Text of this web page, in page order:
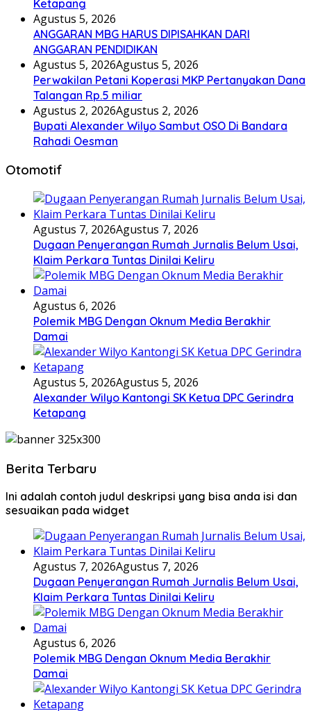
Ketapang
Agustus 5, 2026
ANGGARAN MBG HARUS DIPISAHKAN DARI
ANGGARAN PENDIDIKAN
Agustus 5, 2026Agustus 5, 2026
Perwakilan Petani Koperasi MKP Pertanyakan Dana
Talangan Rp.5 miliar
Agustus 2, 2026Agustus 2, 2026
Bupati Alexander Wilyo Sambut OSO Di Bandara
Rahadi Oesman
Otomotif
Agustus 7, 2026Agustus 7, 2026
Dugaan Penyerangan Rumah Jurnalis Belum Usai,
Klaim Perkara Tuntas Dinilai Keliru
Agustus 6, 2026
Polemik MBG Dengan Oknum Media Berakhir
Damai
Agustus 5, 2026Agustus 5, 2026
Alexander Wilyo Kantongi SK Ketua DPC Gerindra
Ketapang
Berita Terbaru
Ini adalah contoh judul deskripsi yang bisa anda isi dan
sesuaikan pada widget
Agustus 7, 2026Agustus 7, 2026
Dugaan Penyerangan Rumah Jurnalis Belum Usai,
Klaim Perkara Tuntas Dinilai Keliru
Agustus 6, 2026
Polemik MBG Dengan Oknum Media Berakhir
Damai